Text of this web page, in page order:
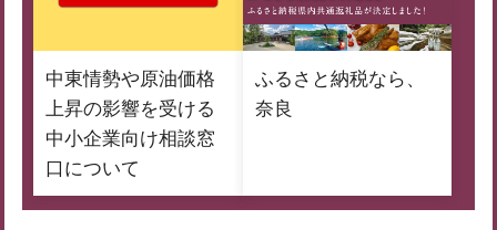
中東情勢や原油価格
上昇の影響を受ける
中小企業向け相談窓
口について
ふるさと納税なら、
奈良